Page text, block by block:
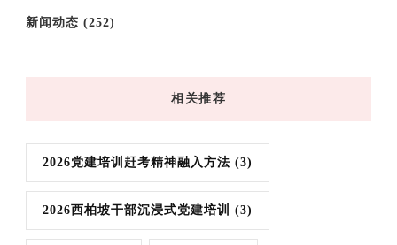
新闻动态 (252)
相关推荐
2026党建培训赶考精神融入方法 (3)
2026西柏坡干部沉浸式党建培训 (3)